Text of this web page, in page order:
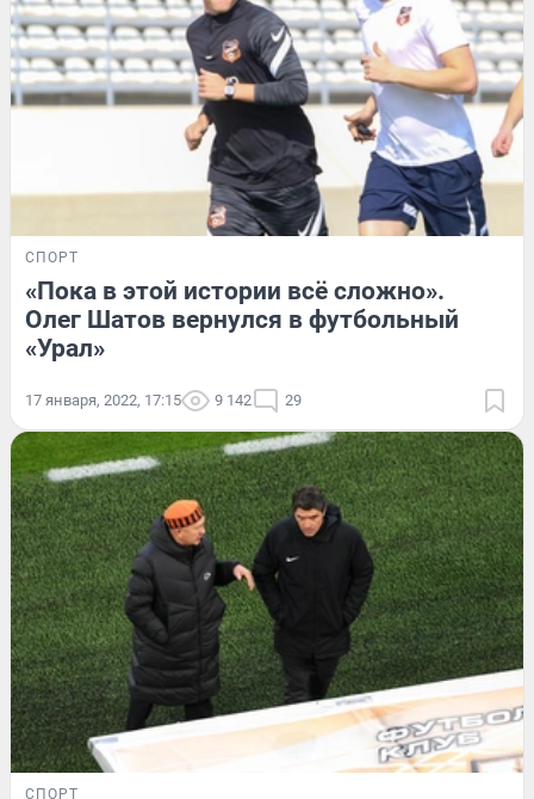
СПОРТ
«Пока в этой истории всё сложно».
Олег Шатов вернулся в футбольный
«Урал»
17 января, 2022, 17:15 9 142 29
СПОРТ